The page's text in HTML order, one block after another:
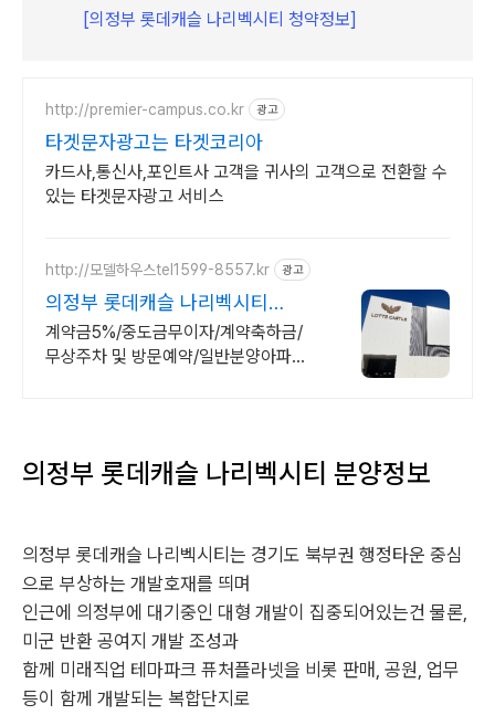
[의정부 롯데캐슬 나리벡시티 청약정보]
http://premier-campus.co.kr 광고
타겟문자광고는 타겟코리아
카드사,통신사,포인트사 고객을 귀사의 고객으로 전환할 수
있는 타겟문자광고 서비스
http://모델하우스tel1599-8557.kr 광고
의정부 롯데캐슬 나리벡시티
OPEN 모델하우스
계약금5%/중도금무이자/계약축하금/
무상주차 및 방문예약/일반분양아파트
의정부 롯데캐슬 나리벡시티 분양정보
의정부 롯데캐슬 나리벡시티는 경기도 북부권 행정타운 중심
으로 부상하는 개발호재를 띄며
인근에 의정부에 대기중인 대형 개발이 집중되어있는건 물론,
미군 반환 공여지 개발 조성과
함께 미래직업 테마파크 퓨처플라넷을 비롯 판매, 공원, 업무
등이 함께 개발되는 복합단지로